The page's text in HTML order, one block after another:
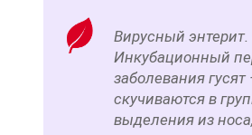
Вирусный
Инкубационный
заболевания
скучиваются в
выделения из